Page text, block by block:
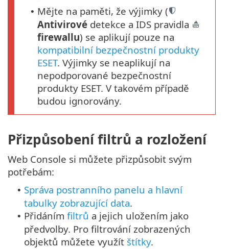
• Mějte na paměti, že výjimky (
Antivirové detekce a IDS pravidla
firewallu) se aplikují pouze na
kompatibilní bezpečnostní produkty
ESET. Výjimky se neaplikují na
nepodporované bezpečnostní
produkty ESET. V takovém případě
budou ignorovány.
Přizpůsobení filtrů a rozložení
Web Console si můžete přizpůsobit svým
potřebám:
• Správa postranního panelu a hlavní
tabulky zobrazující data.
• Přidáním filtrů a jejich uložením jako
předvolby. Pro filtrování zobrazených
objektů můžete využít štítky.